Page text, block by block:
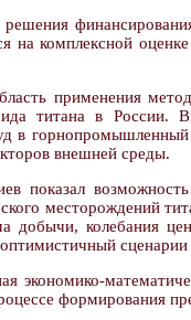
решения
на комплексной
применения
титана в России.
в горнопромышленный
внешней среды.
показал
месторождений
добычи, колебания
экономико-
формирования